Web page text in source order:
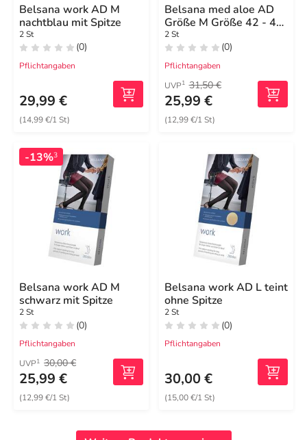
Belsana work AD M
nachtblau mit Spitze
2 St
(0)
Pflichtangaben
29,99 €
(14,99 €/1 St)
Belsana med aloe AD
Größe M Größe 42 - 44
schwarz
2 St
(0)
Pflichtangaben
UVP1 31,50 €
25,99 €
(12,99 €/1 St)
-13%3
Belsana work AD M
schwarz mit Spitze
2 St
(0)
Pflichtangaben
UVP1 30,00 €
25,99 €
(12,99 €/1 St)
Belsana work AD L teint
ohne Spitze
2 St
(0)
Pflichtangaben
30,00 €
(15,00 €/1 St)